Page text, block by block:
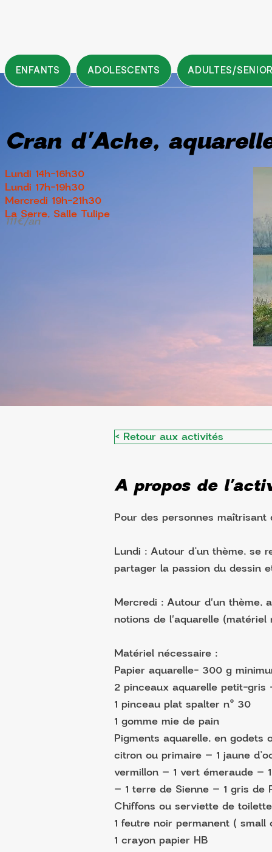
ENFANTS ADOLESCENTS ADULTES/
Cran d'Ache,
Lundi 14h-16h30
Lundi 17h-19h30
Mercredi 19h-21h30
La Serre, Salle Tulipe
111€/an
< Retour aux activités
A propos de
Pour des personnes
Lundi : Autour d’un thème, se
partager la passion du dessin
Mercredi : Autour d'un thème,
notions de l'aquarelle
Matériel nécessaire :
Papier aquarelle- 300 g
2 pinceaux aquarelle petit-gris
1 pinceau plat spalter n° 30
1 gomme mie de pain
Pigments aquarelle, en
citron ou primaire – 1 jaune
vermillon – 1 vert émeraude –
– 1 terre de Sienne – 1 gris de
Chiffons ou serviette de
1 feutre noir permanent ( small
1 crayon papier HB